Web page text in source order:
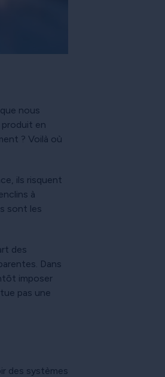
nous
produit en
? Voilà où
ils risquent
à
sont les
des
Dans
imposer
pas une
des systèmes